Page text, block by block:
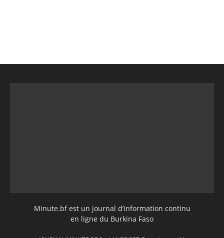
Minute.bf est un journal d’information continu
en ligne du Burkina Faso